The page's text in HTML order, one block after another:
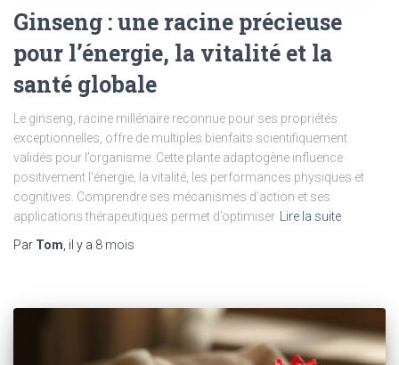
Ginseng : une racine précieuse
pour l’énergie, la vitalité et la
santé globale
Le ginseng, racine millénaire reconnue pour ses propriétés
exceptionnelles, offre de multiples bienfaits scientifiquement
validés pour l’organisme. Cette plante adaptogène influence
positivement l’énergie, la vitalité, les performances physiques et
cognitives. Comprendre ses mécanismes d’action et ses
applications thérapeutiques permet d’optimiser
Lire la suite
Par Tom , il y a 8 mois